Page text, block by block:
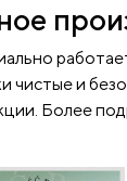
чистые и
Более